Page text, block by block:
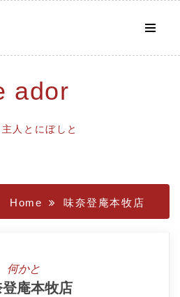
ador
人とにぼしと
Home 味奈登庵本牧店
何かと
庵本牧店